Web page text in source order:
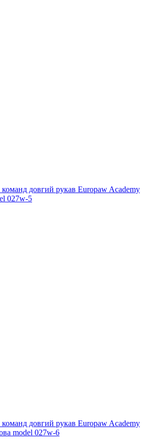
довгий рукав Europaw Academy
027w-5
довгий рукав Europaw Academy
model 027w-6